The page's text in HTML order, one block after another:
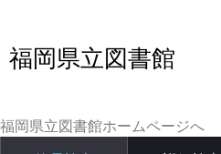
福岡県立図書館
福岡県立図書館ホームページへ